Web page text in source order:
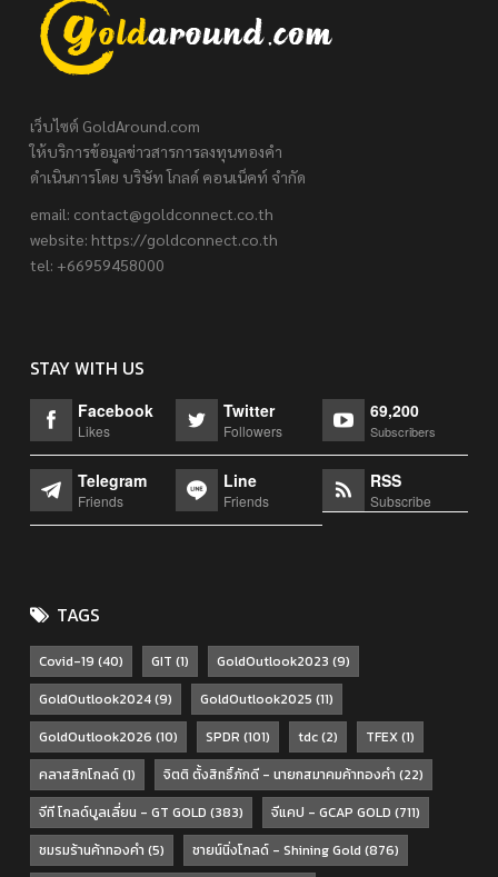
เว็บไซต์ GoldAround.com
ให้บริการข้อมูลข่าวสารการลงทุนทองคำ
ดำเนินการโดย บริษัท โกลด์ คอนเน็คท์ จำกัด
email: contact@goldconnect.co.th
website: https://goldconnect.co.th
tel: +66959458000
STAY WITH US
Facebook
Likes
Twitter
Followers
69,200
Subscribers
Telegram
Friends
Line
Friends
RSS
Subscribe
TAGS
Covid-19 (40) GIT (1) GoldOutlook2023 (9)
GoldOutlook2024(9) GoldOutlook2025 (11)
GoldOutlook2026 (10) SPDR (101) tdc(2) TFEX(1)
คลาสสิกโกลด์(1) จิตติ ตั้งสิทธิ์ภักดี - นายกสมาคมค้าทองคำ (22)
จีที โกลด์บูลเลี่ยน - GT GOLD (383) จีแคป - GCAP GOLD (711)
ชมรมร้านค้าทองคำ (5) ชายน์นิ่งโกลด์ - Shining Gold (876)